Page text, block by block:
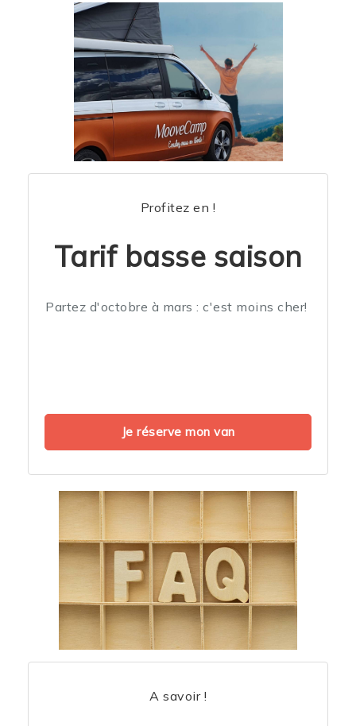
Profitez en !
Tarif basse saison
Partez d'octobre à mars : c'est moins cher!
Je réserve mon van
A savoir !